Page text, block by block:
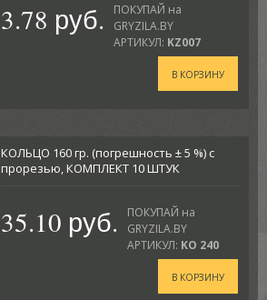
3.78 руб.
ПОКУПАЙ на
GRYZILA.BY
АРТИКУЛ: KZ007
В КОРЗИНУ
КОЛЬЦО 160 гр. (погрешность ± 5 %) с
прорезью, КОМПЛЕКТ 10 ШТУК
35.10 руб.
ПОКУПАЙ на
GRYZILA.BY
АРТИКУЛ: KO 240
В КОРЗИНУ